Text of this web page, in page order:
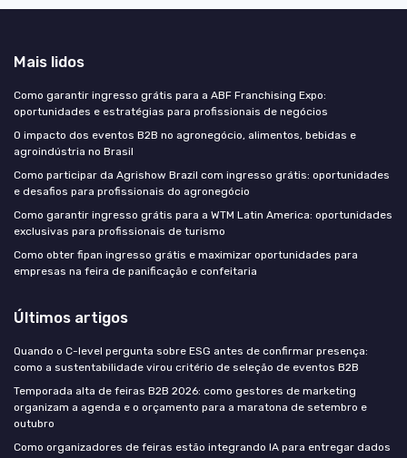
Mais lidos
Como garantir ingresso grátis para a ABF Franchising Expo:
oportunidades e estratégias para profissionais de negócios
O impacto dos eventos B2B no agronegócio, alimentos, bebidas e
agroindústria no Brasil
Como participar da Agrishow Brazil com ingresso grátis: oportunidades
e desafios para profissionais do agronegócio
Como garantir ingresso grátis para a WTM Latin America: oportunidades
exclusivas para profissionais de turismo
Como obter fipan ingresso grátis e maximizar oportunidades para
empresas na feira de panificação e confeitaria
Últimos artigos
Quando o C-level pergunta sobre ESG antes de confirmar presença:
como a sustentabilidade virou critério de seleção de eventos B2B
Temporada alta de feiras B2B 2026: como gestores de marketing
organizam a agenda e o orçamento para a maratona de setembro e
outubro
Como organizadores de feiras estão integrando IA para entregar dados